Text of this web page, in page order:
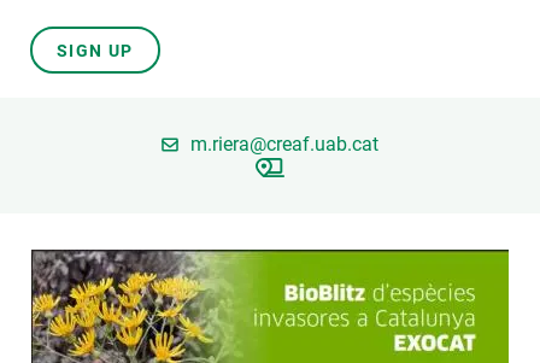
SIGN UP
m.riera@creaf.uab.cat
SCIENCE IN ACTION